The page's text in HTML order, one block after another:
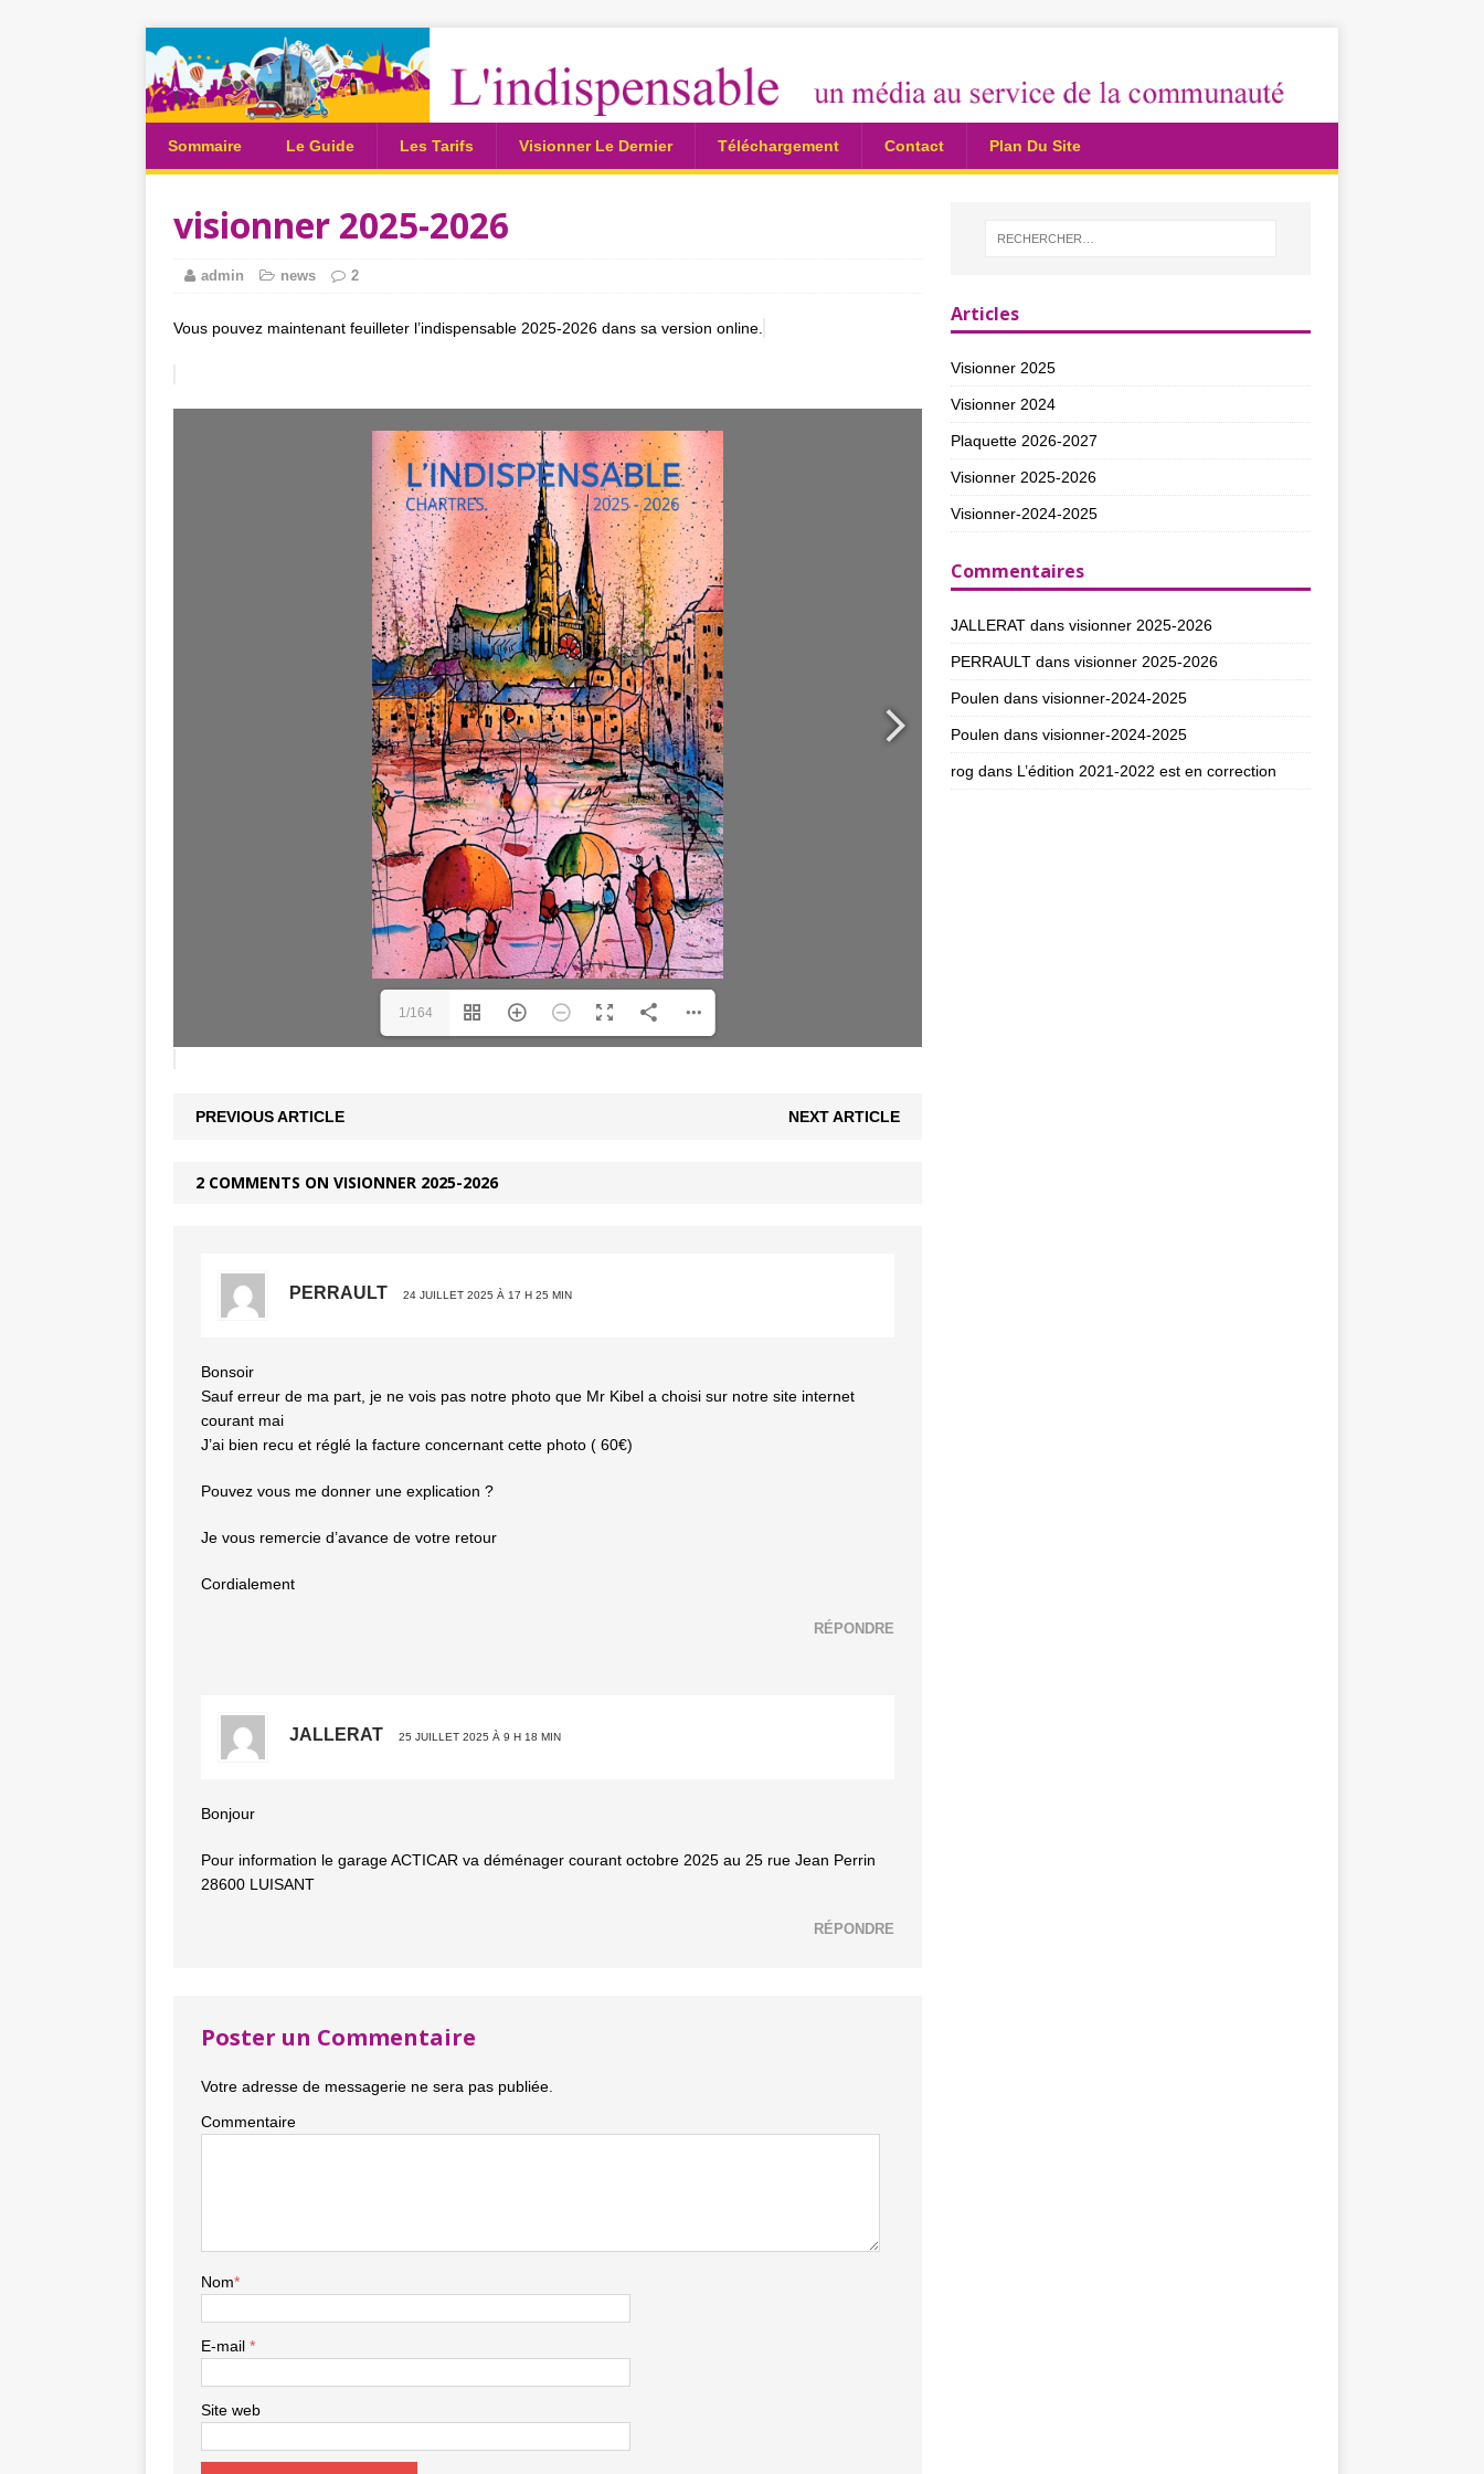
Sommaire Le Guide Les Tarifs Visionner Le Dernier Téléchargement Contact Plan Du Site
visionner 2025-2026
admin news 2
Vous pouvez maintenant feuilleter l’indispensable 2025-2026 dans sa version online.
1/164
PREVIOUS ARTICLE NEXT ARTICLE
2 COMMENTS ON VISIONNER 2025-2026
PERRAULT 24 JUILLET 2025 À 17 H 25 MIN
Bonsoir
Sauf erreur de ma part, je ne vois pas notre photo que Mr Kibel a choisi sur notre site internet
courant mai
J’ai bien recu et réglé la facture concernant cette photo ( 60€)
Pouvez vous me donner une explication ?
Je vous remercie d’avance de votre retour
Cordialement
RÉPONDRE
JALLERAT 25 JUILLET 2025 À 9 H 18 MIN
Bonjour
Pour information le garage ACTICAR va déménager courant octobre 2025 au 25 rue Jean Perrin
28600 LUISANT
RÉPONDRE
Poster un Commentaire
Votre adresse de messagerie ne sera pas publiée.
Commentaire
Nom*
E-mail *
Site web
Articles
Visionner 2025
Visionner 2024
Plaquette 2026-2027
Visionner 2025-2026
Visionner-2024-2025
Commentaires
JALLERATdans visionner 2025-2026
PERRAULTdans visionner 2025-2026
Poulen dans visionner-2024-2025
Poulen dans visionner-2024-2025
rog dans L’édition 2021-2022 est en correction